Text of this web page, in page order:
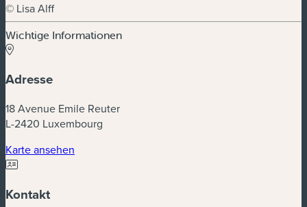
© Lisa Alff
Wichtige Informationen
Adresse
18 Avenue Emile Reuter
L-2420 Luxembourg
Karte ansehen
Kontakt